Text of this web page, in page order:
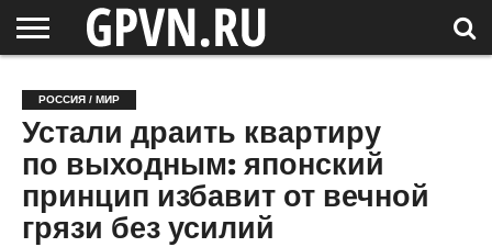
ОБЛАСТЬ
НОВОСТИ
СОСЕДЕЙ
РОССИЯ
/ МИР
СПЕЦПРОЕКТЫ
БЛОГ
СТАТЬИ
ФОТОРЕПОРТАЖИ
ИНТЕРВЬЮ
ОБЪЕКТЫ
ПОДБОРКИ
РОССИЯ / МИР
Устали драить квартиру
по выходным: японский
принцип избавит от вечной
грязи без усилий